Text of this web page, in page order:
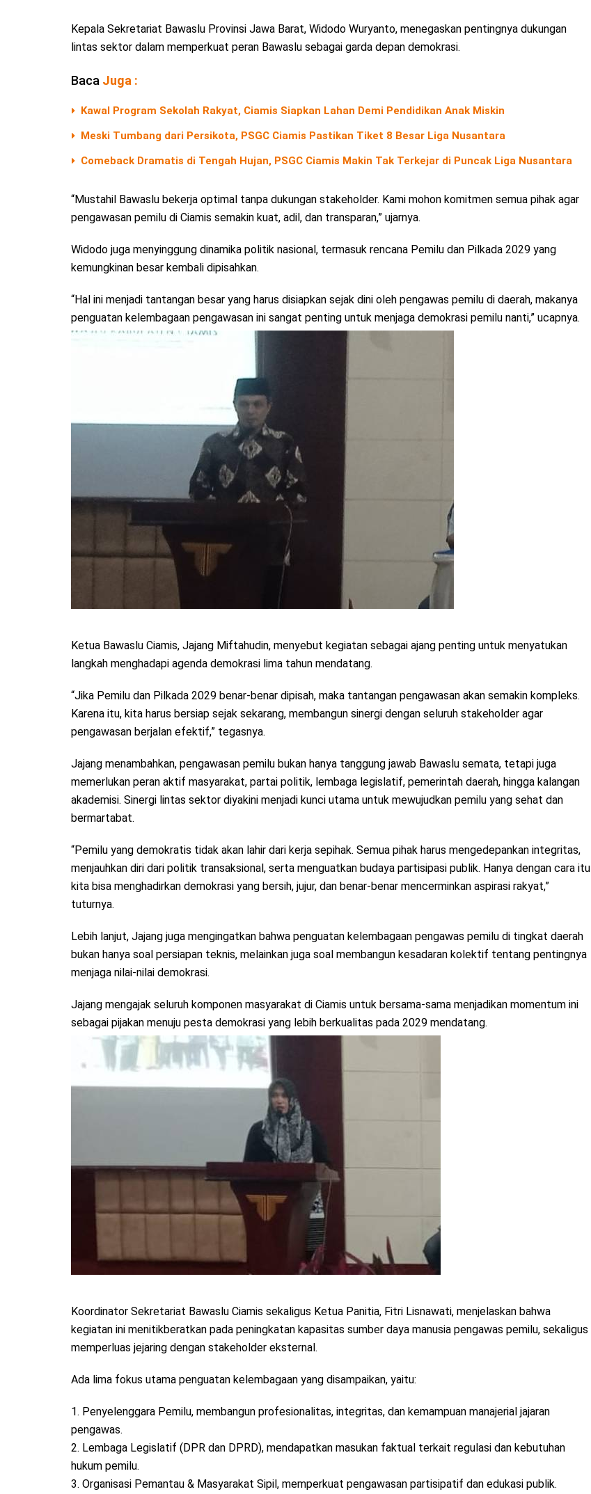
Kepala Sekretariat Bawaslu Provinsi Jawa Barat, Widodo Wuryanto, menegaskan pentingnya dukungan
lintas sektor dalam memperkuat peran Bawaslu sebagai garda depan demokrasi.
Baca Juga :
Kawal Program Sekolah Rakyat, Ciamis Siapkan Lahan Demi Pendidikan Anak Miskin
Meski Tumbang dari Persikota, PSGC Ciamis Pastikan Tiket 8 Besar Liga Nusantara
Comeback Dramatis di Tengah Hujan, PSGC Ciamis Makin Tak Terkejar di Puncak Liga Nusantara
“Mustahil Bawaslu bekerja optimal tanpa dukungan stakeholder. Kami mohon komitmen semua pihak agar
pengawasan pemilu di Ciamis semakin kuat, adil, dan transparan,” ujarnya.
Widodo juga menyinggung dinamika politik nasional, termasuk rencana Pemilu dan Pilkada 2029 yang
kemungkinan besar kembali dipisahkan.
“Hal ini menjadi tantangan besar yang harus disiapkan sejak dini oleh pengawas pemilu di daerah, makanya
penguatan kelembagaan pengawasan ini sangat penting untuk menjaga demokrasi pemilu nanti,” ucapnya.
Ketua Bawaslu Ciamis, Jajang Miftahudin, menyebut kegiatan sebagai ajang penting untuk menyatukan
langkah menghadapi agenda demokrasi lima tahun mendatang.
“Jika Pemilu dan Pilkada 2029 benar-benar dipisah, maka tantangan pengawasan akan semakin kompleks.
Karena itu, kita harus bersiap sejak sekarang, membangun sinergi dengan seluruh stakeholder agar
pengawasan berjalan efektif,” tegasnya.
Jajang menambahkan, pengawasan pemilu bukan hanya tanggung jawab Bawaslu semata, tetapi juga
memerlukan peran aktif masyarakat, partai politik, lembaga legislatif, pemerintah daerah, hingga kalangan
akademisi. Sinergi lintas sektor diyakini menjadi kunci utama untuk mewujudkan pemilu yang sehat dan
bermartabat.
“Pemilu yang demokratis tidak akan lahir dari kerja sepihak. Semua pihak harus mengedepankan integritas,
menjauhkan diri dari politik transaksional, serta menguatkan budaya partisipasi publik. Hanya dengan cara itu
kita bisa menghadirkan demokrasi yang bersih, jujur, dan benar-benar mencerminkan aspirasi rakyat,”
tuturnya.
Lebih lanjut, Jajang juga mengingatkan bahwa penguatan kelembagaan pengawas pemilu di tingkat daerah
bukan hanya soal persiapan teknis, melainkan juga soal membangun kesadaran kolektif tentang pentingnya
menjaga nilai-nilai demokrasi.
Jajang mengajak seluruh komponen masyarakat di Ciamis untuk bersama-sama menjadikan momentum ini
sebagai pijakan menuju pesta demokrasi yang lebih berkualitas pada 2029 mendatang.
Koordinator Sekretariat Bawaslu Ciamis sekaligus Ketua Panitia, Fitri Lisnawati, menjelaskan bahwa
kegiatan ini menitikberatkan pada peningkatan kapasitas sumber daya manusia pengawas pemilu, sekaligus
memperluas jejaring dengan stakeholder eksternal.
Ada lima fokus utama penguatan kelembagaan yang disampaikan, yaitu:
1. Penyelenggara Pemilu, membangun profesionalitas, integritas, dan kemampuan manajerial jajaran
pengawas.
2. Lembaga Legislatif (DPR dan DPRD), mendapatkan masukan faktual terkait regulasi dan kebutuhan
hukum pemilu.
3. Organisasi Pemantau & Masyarakat Sipil, memperkuat pengawasan partisipatif dan edukasi publik.